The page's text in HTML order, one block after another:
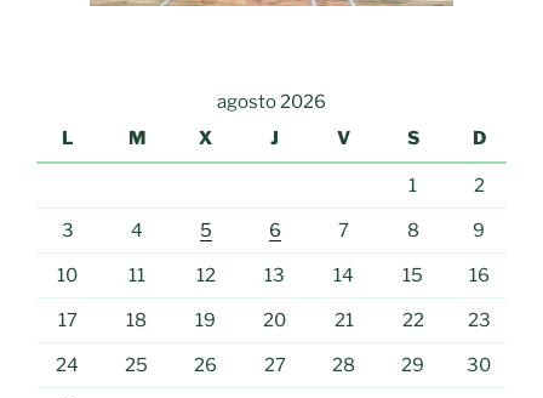
agosto 2026
L
M X J V S D
1 2
3 4 5 6 7 8 9
10 11 12 13 14 15 16
17 18 19 20 21 22 23
24 25 26 27 28 29 30